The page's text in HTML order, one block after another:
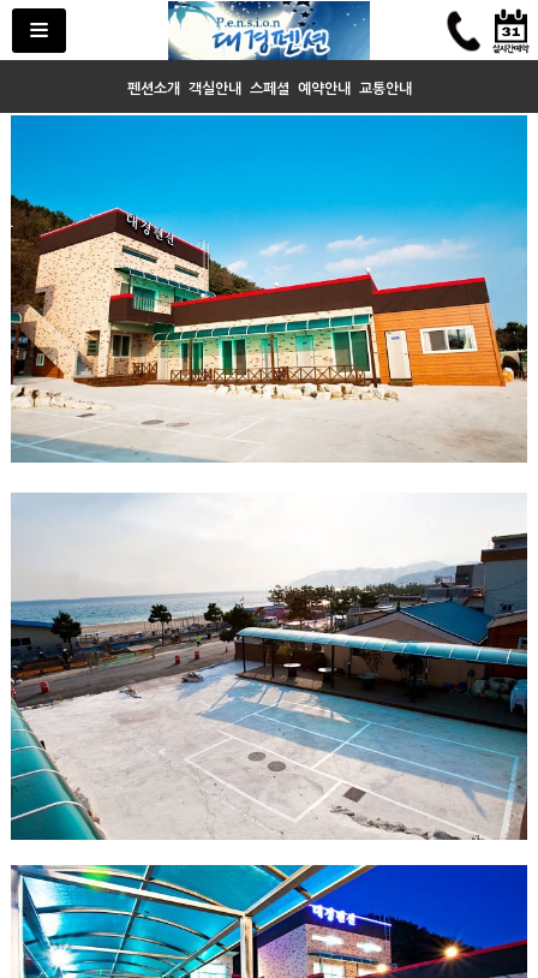

펜션소개 객실안내 스페셜 예약안내 교통안내